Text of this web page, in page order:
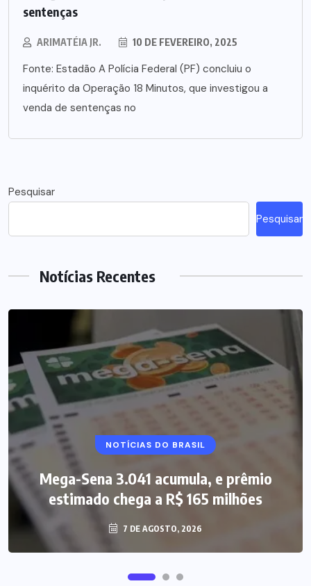
sentenças
ARIMATÉIA JR. 10 DE FEVEREIRO, 2025
Fonte: Estadão A Polícia Federal (PF) concluiu o
inquérito da Operação 18 Minutos, que investigou a
venda de sentenças no
Pesquisar
Pesquisar
Notícias Recentes
NOTÍCIAS DO BRASIL
Mega-Sena 3.041 acumula, e prêmio
estimado chega a R$ 165 milhões
7 DE AGOSTO, 2026